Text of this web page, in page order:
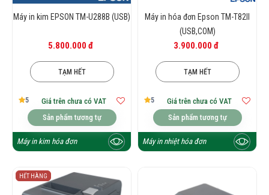
Máy in kim EPSON TM-U288B (USB)
5.800.000 đ
TẠM HẾT
5
Giá trên chưa có VAT
Sản phẩm tương tự
Máy in kim hóa đơn
Máy in hóa đơn Epson TM-T82II
(USB,COM)
3.900.000 đ
TẠM HẾT
5
Giá trên chưa có VAT
Sản phẩm tương tự
Máy in nhiệt hóa đơn
HẾT HÀNG